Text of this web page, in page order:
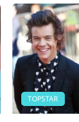
TOPSTAR